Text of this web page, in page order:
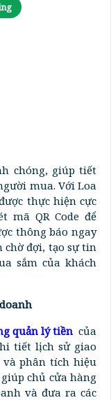
chóng, giúp tiết
mua. Với Loa
thực hiện cực
mã QR Code để
thông báo ngay
chờ đợi, tạo sự tin
sắm của khách
quản lý tiền của
tiết lịch sử giao
phân tích hiệu
chủ cửa hàng
và đưa ra các